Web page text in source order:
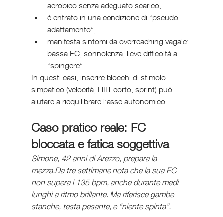
aerobico senza adeguato scarico,
è entrato in una condizione di “pseudo-
adattamento”,
manifesta sintomi da overreaching vagale:
bassa FC, sonnolenza, lieve difficoltà a
“spingere”.
In questi casi, inserire blocchi di stimolo
simpatico (velocità, HIIT corto, sprint) può
aiutare a riequilibrare l’asse autonomico.
Caso pratico reale: FC
bloccata e fatica soggettiva
Simone, 42 anni di Arezzo, prepara la
mezza.Da tre settimane nota che la sua FC
non supera i 135 bpm, anche durante medi
lunghi a ritmo brillante. Ma riferisce gambe
stanche, testa pesante, e “niente spinta”.